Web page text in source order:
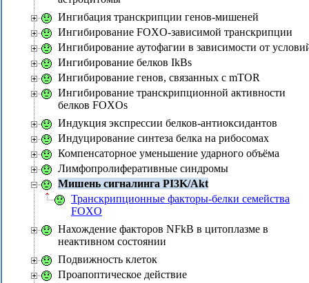
Ингибация транскрипции генов-мишеней
Ингибирование FOXO-зависимой транскрипции
Ингибирование аутофагии в зависимости от
Ингибирование белков IkBs
Ингибирование генов, связанных с mTOR
Ингибирование транскрипционной активности
белков FOXOs
Индукция экспрессии белков-антиоксидантов
Индуцирование синтеза белка на рибосомах
Компенсаторное уменьшение ударного объёма
Лимфопролиферативные синдромы
Мишень сигналинга PI3K/Akt
Транскрипционные факторы-белки семейства
FOXO
Нахождение факторов NFkB в цитоплазме в
неактивном состоянии
Подвижность клеток
Проапоптическое действие